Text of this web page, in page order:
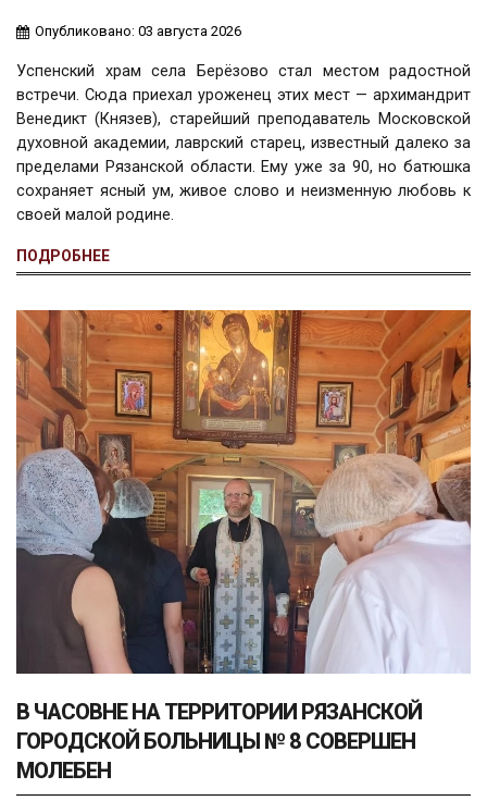
Опубликовано: 03 августа 2026
Успенский храм села Берёзово стал местом радостной
встречи. Сюда приехал уроженец этих мест — архимандрит
Венедикт (Князев), старейший преподаватель Московской
духовной академии, лаврский старец, известный далеко за
пределами Рязанской области. Ему уже за 90, но батюшка
сохраняет ясный ум, живое слово и неизменную любовь к
своей малой родине.
ПОДРОБНЕЕ
В ЧАСОВНЕ НА ТЕРРИТОРИИ РЯЗАНСКОЙ
ГОРОДСКОЙ БОЛЬНИЦЫ № 8 СОВЕРШЕН
МОЛЕБЕН